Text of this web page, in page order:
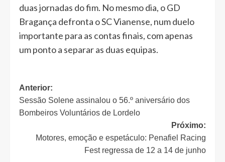
duas jornadas do fim. No mesmo dia, o GD
Bragança defronta o SC Vianense, num duelo
importante para as contas finais, com apenas
um ponto a separar as duas equipas.
Navegação
de
Anterior:
Sessão Solene assinalou o 56.º aniversário dos
Bombeiros Voluntários de Lordelo
Próximo:
Motores, emoção e espetáculo: Penafiel Racing
Fest regressa de 12 a 14 de junho